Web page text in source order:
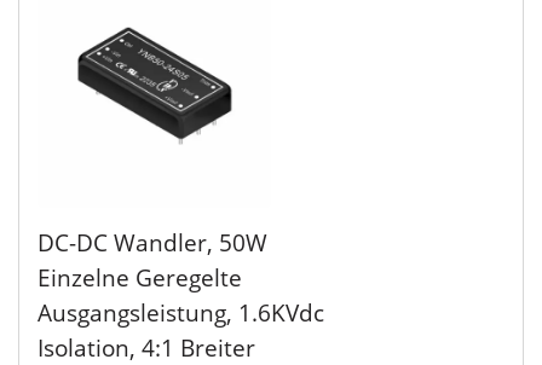
DC-DC Wandler, 50W
Einzelne Geregelte
Ausgangsleistung, 1.6KVdc
Isolation, 4:1 Breiter